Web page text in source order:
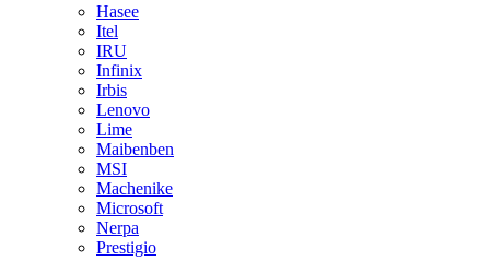
Hasee
Itel
IRU
Infinix
Irbis
Lenovo
Lime
Maibenben
MSI
Machenike
Microsoft
Nerpa
Prestigio